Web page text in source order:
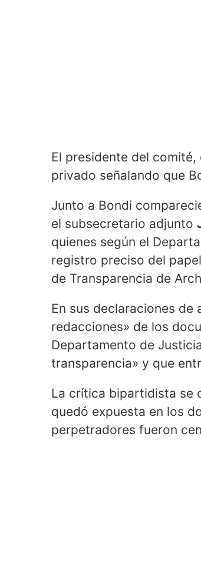
El presidente del comité,
privado señalando que
Junto a Bondi
el subsecretario adjunto
quienes según el
registro preciso del
de Transparencia de
En sus declaraciones de
redacciones» de los
Departamento de
transparencia» y que
La crítica bipartidista se
quedó expuesta en los
perpetradores fueron